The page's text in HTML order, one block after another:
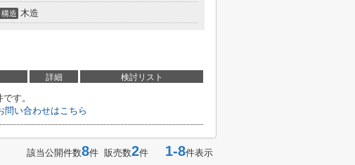
構造 木造
詳細 検討リスト
す。
い合わせはこちら
該当公開件数8件 販売数2件 1-8件表示